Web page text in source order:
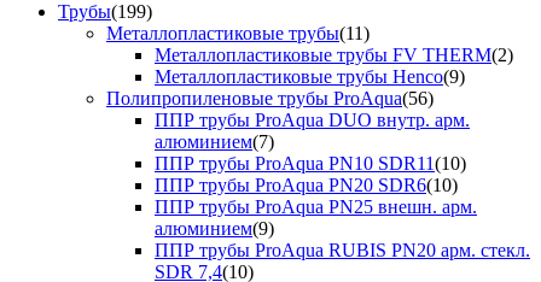
Трубы(199)
Металлопластиковые трубы(11)
Металлопластиковые трубы FV THERM(2)
Металлопластиковые трубы Henco(9)
Полипропиленовые трубы ProAqua(56)
ППР трубы ProAqua DUO внутр. арм.
алюминием(7)
ППР трубы ProAqua PN10 SDR11(10)
ППР трубы ProAqua PN20 SDR6(10)
ППР трубы ProAqua PN25 внешн. арм.
алюминием(9)
ППР трубы ProAqua RUBIS PN20 арм. стекл.
SDR 7,4(10)